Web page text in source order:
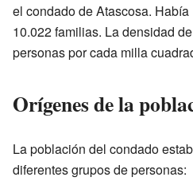
el condado de Atascosa.
10.022 familias. La densidad
personas por cada milla
Orígenes de la
La población del condado
diferentes grupos de personas: